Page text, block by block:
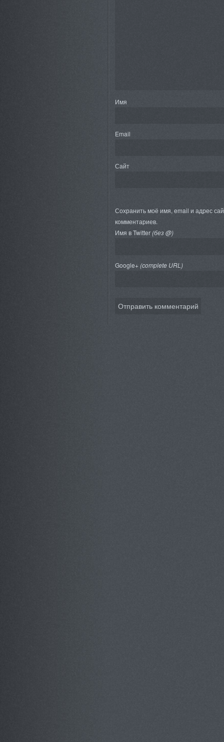
Имя
Email
Сайт
Сохранить моё имя, email и адрес
комментариев.
Имя в Twitter(без @)
Google+(complete URL)